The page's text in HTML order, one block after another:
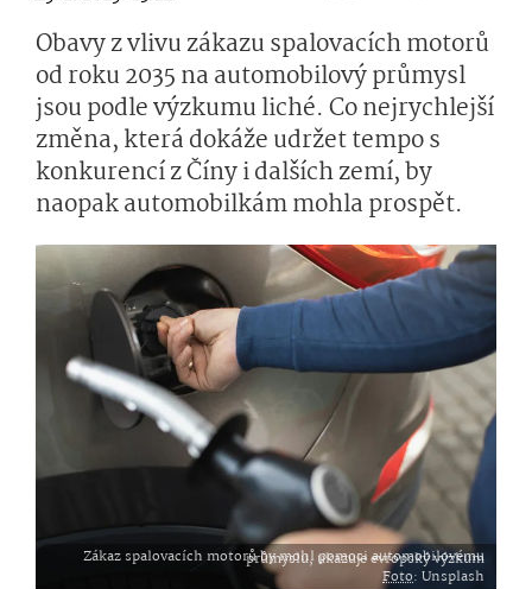
Obavy z vlivu zákazu spalovacích motorů
od roku 2035 na automobilový průmysl
jsou podle výzkumu liché. Co nejrychlejší
změna, která dokáže udržet tempo s
konkurencí z Číny i dalších zemí, by
naopak automobilkám mohla prospět.
Zákaz spalovacích motorů by mohl pomoci automobilovému průmyslu, ukazuje evropský výzkum
Foto: Unsplash